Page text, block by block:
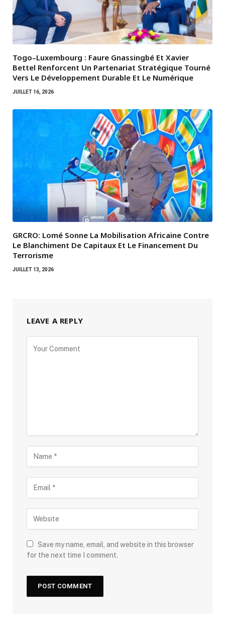
Togo–Luxembourg : Faure Gnassingbé Et Xavier
Bettel Renforcent Un Partenariat Stratégique Tourné
Vers Le Développement Durable Et Le Numérique
JUILLET 16, 2026
GRCRO: Lomé Sonne La Mobilisation Africaine Contre
Le Blanchiment De Capitaux Et Le Financement Du
Terrorisme
JUILLET 13, 2026
LEAVE A REPLY
Save my name, email, and website in this browser
for the next time I comment.